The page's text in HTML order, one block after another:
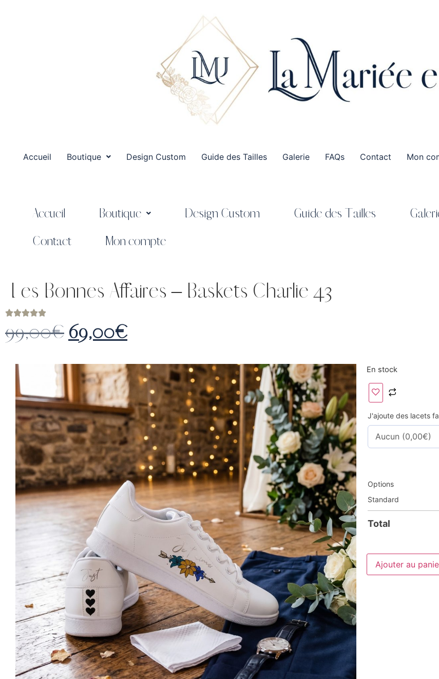
Accueil Boutique Design Custom Guide des Tailles Galerie FAQs Contact Mon
Accueil Boutique Design Custom Guide des Tailles
Contact
Mon compte
Les Bonnes Affaires – Baskets Charlie 43
99,00€ 69,00€
En stock
J'ajoute des lacets
Options
Standard
Total
Ajouter au